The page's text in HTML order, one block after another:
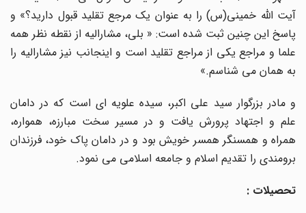
آیت الله خمینی(س) را به عنوان یک مرجع تقلید قبول دارید؟» و
پاسخ این چنین ثبت شده است: « بلی، مشارالیه از نقطه نظر همه
علما و مراجع یکی از مراجع تقلید است و اینجانب نیز مشارالیه را
به همان می شناسم.»
و مادر بزرگوار سید علی اکبر، سیده علویه ای است که در دامان
علم و اجتهاد پرورش یافت و در مسیر سخت مبارزه، همواره،
همراه و همسنگر همسر خویش بود و در دامان پاک خود، فرزندان
برومندی را تقدیم اسلام و جامعه اسلامی می نمود.
تحصیلات :